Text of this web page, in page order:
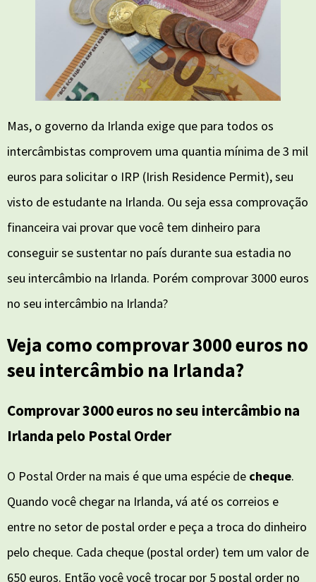
Mas, o governo da Irlanda exige que para todos os
intercâmbistas comprovem uma quantia mínima de 3 mil
euros para solicitar o IRP (Irish Residence Permit), seu
visto de estudante na Irlanda. Ou seja essa comprovação
financeira vai provar que você tem dinheiro para
conseguir se sustentar no país durante sua estadia no
seu intercâmbio na Irlanda. Porém comprovar 3000 euros
no seu intercâmbio na Irlanda?
Veja como comprovar 3000 euros no
seu intercâmbio na Irlanda?
Comprovar 3000 euros no seu intercâmbio na
Irlanda pelo Postal Order
O Postal Order na mais é que uma espécie de cheque.
Quando você chegar na Irlanda, vá até os correios e
entre no setor de postal order e peça a troca do dinheiro
pelo cheque. Cada cheque (postal order) tem um valor de
650 euros. Então você você trocar por 5 postal order no